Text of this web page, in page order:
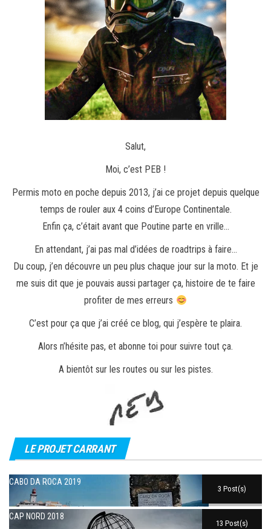
Salut,
Moi, c’est PEB !
Permis moto en poche depuis 2013, j’ai ce projet depuis quelque
temps de rouler aux 4 coins d’Europe Continentale.
Enfin ça, c’était avant que Poutine parte en vrille…
En attendant, j’ai pas mal d’idées de roadtrips à faire…
Du coup, j’en découvre un peu plus chaque jour sur la moto. Et je
me suis dit que je pouvais aussi partager ça, histoire de te faire
profiter de mes erreurs
C’est pour ça que j’ai créé ce blog, qui j’espère te plaira.
Alors n’hésite pas, et abonne toi pour suivre tout ça.
A bientôt sur les routes ou sur les pistes.
LE PROJET CARRANT
CABO DA ROCA 2019
3 Post(s)
CAP NORD 2018
13 Post(s)